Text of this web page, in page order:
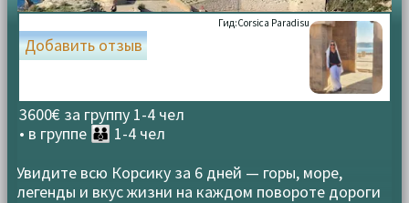
Гид:Corsica Paradisu
3600€ за группу 1-4 чел
• в группе 👪 1-4 чел
Добавить отзыв
Увидите всю Корсику за 6 дней — горы, море,
легенды и вкус жизни на каждом повороте дороги